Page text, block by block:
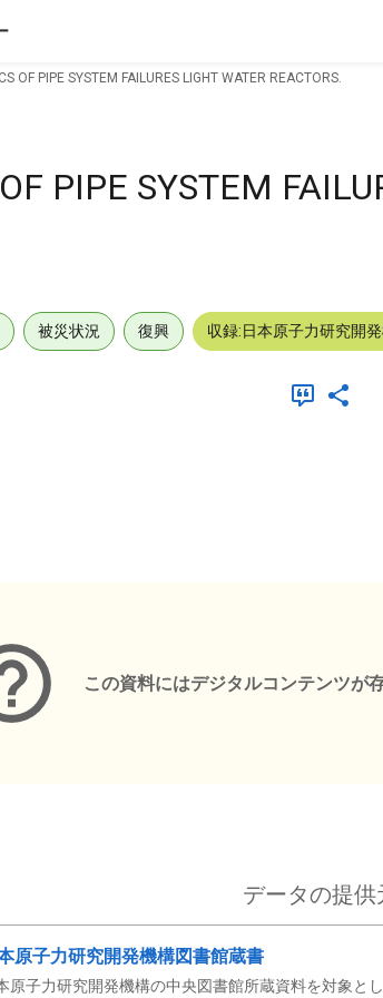
OF PIPE SYSTEM FAILURES LIGHT WATER REACTORS.
PIPE SYSTEM
被災状況 復興 収録:日本原子力研究開
この資料にはデジタルコンテンツが
データの提供
原子力研究開発機構図書館蔵書
原子力研究開発機構の中央図書館所蔵資料を対象と